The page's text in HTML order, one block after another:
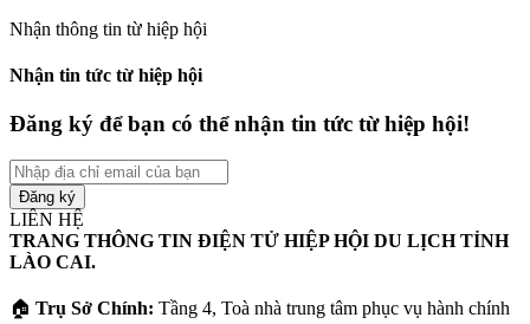
Nhận thông tin từ hiệp hội
Nhận tin tức từ hiệp hội
Đăng ký để bạn có thể nhận tin tức từ hiệp hội!
Nhập
địa
chỉ
email
của
bạn
LIÊN HỆ
TRANG THÔNG TIN ĐIỆN TỬ HIỆP HỘI DU LỊCH TỈNH
LÀO CAI.
🏠 Trụ Sở Chính: Tầng 4, Toà nhà trung tâm phục vụ hành chính